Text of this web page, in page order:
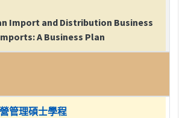
Import and Distribution Business
A Business Plan
管理碩士學程